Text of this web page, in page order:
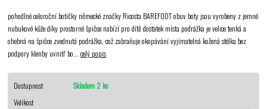
pohodlné celoroční botičky německé značky Ricosta BAREFOOT obuv boty jsou vyrobeny z jemné
nubukové kůže díky prostorné špičce nabízí pro dítě dostatek místa podrážka je velice tenká a
ohebná na špičce zvednutá podrážka, což zabraňuje okopávání vyjímatelná kožená stélka bez
podpory klenby uvnitř bo...celý popis
Dostupnost
Skladem 2 ks
Velikost